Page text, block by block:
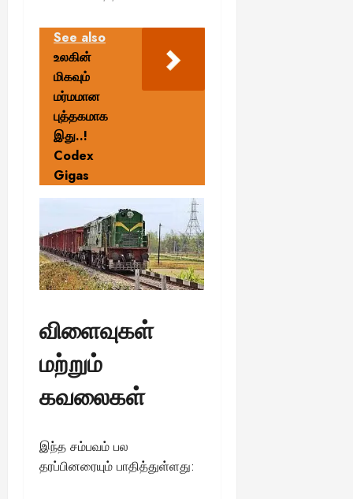
See also
உலகின்
மிகவும்
மர்மமான
புத்தகமாக
இது..!
Codex
Gigas
விளைவுகள்
மற்றும்
கவலைகள்
இந்த சம்பவம் பல
தரப்பினரையும் பாதித்துள்ளது: